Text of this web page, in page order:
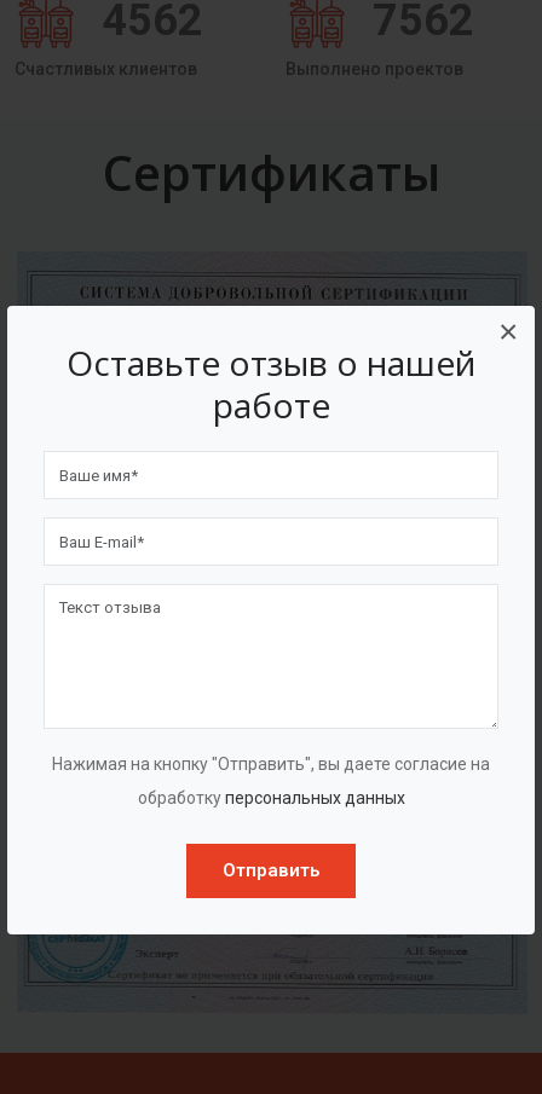
Оставьте отзыв о нашей
работе
Нажимая на кнопку "Отправить", вы даете согласие на
обработкуперсональных данных
Отправить
×
4562
Счастливых клиентов
7562
Выполнено проектов
Сертификаты